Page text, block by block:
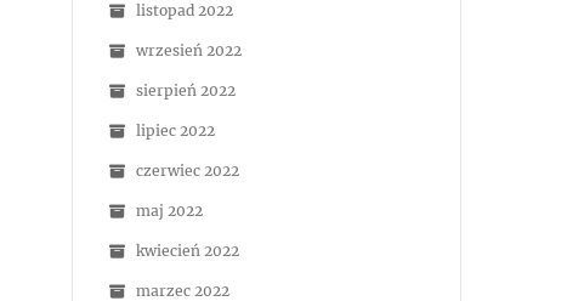
listopad 2022
wrzesień 2022
sierpień 2022
lipiec 2022
czerwiec 2022
maj 2022
kwiecień 2022
marzec 2022